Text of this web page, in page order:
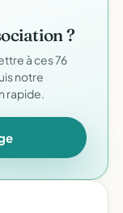
?
à ces 76
notre
rapide.